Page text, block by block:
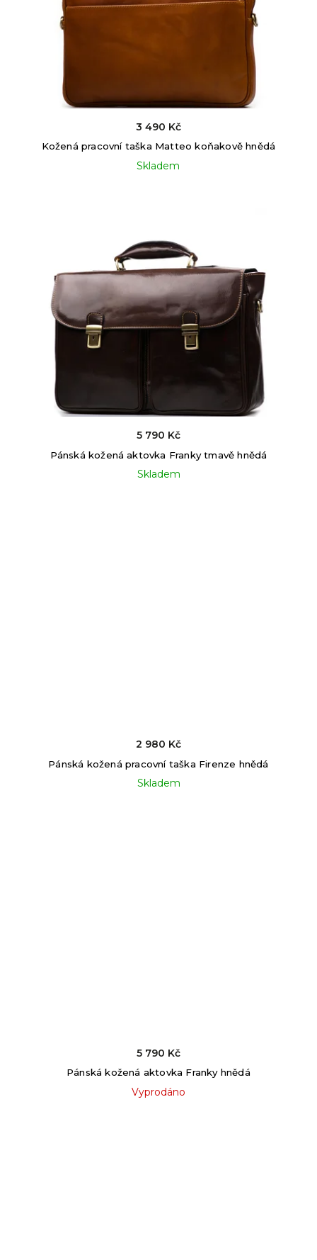
Kožená pracovní taška Matteo koňakově hnědá
Skladem
3 490 Kč
Pánská kožená aktovka Franky tmavě hnědá
Skladem
5 790 Kč
Pánská kožená pracovní taška Firenze hnědá
Skladem
2 980 Kč
Pánská kožená aktovka Franky hnědá
Vyprodáno
5 790 Kč